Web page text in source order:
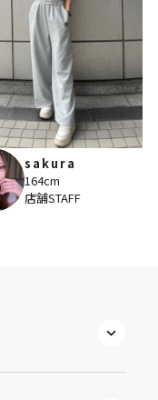
sakura
164cm
店舗STAFF